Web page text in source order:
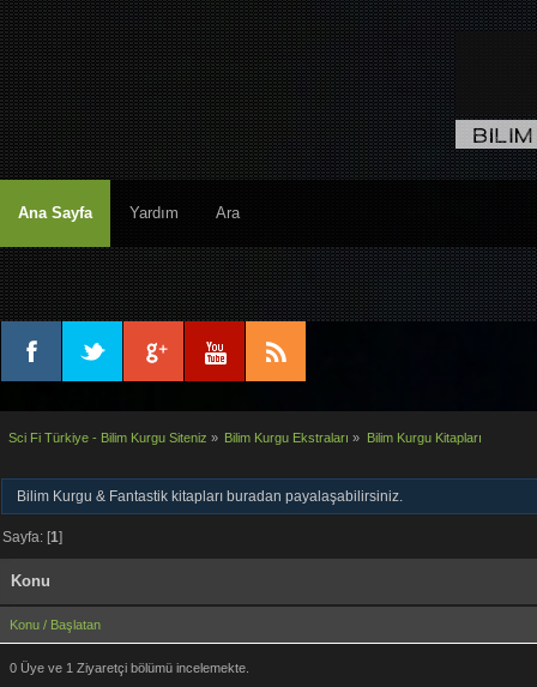
Ana Sayfa Yardım Ara
Sci Fi Türkiye - Bilim Kurgu Siteniz » Bilim Kurgu Ekstraları » Bilim Kurgu Kitapları
Bilim Kurgu & Fantastik kitapları buradan payalaşabilirsiniz.
Sayfa: [1]
Konu
Konu / Başlatan
0 Üye ve 1 Ziyaretçi bölümü incelemekte.